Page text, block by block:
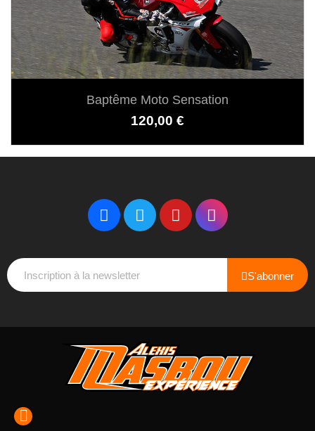
Baptême Moto Sensation
Prix
120,00 €
S'abonner